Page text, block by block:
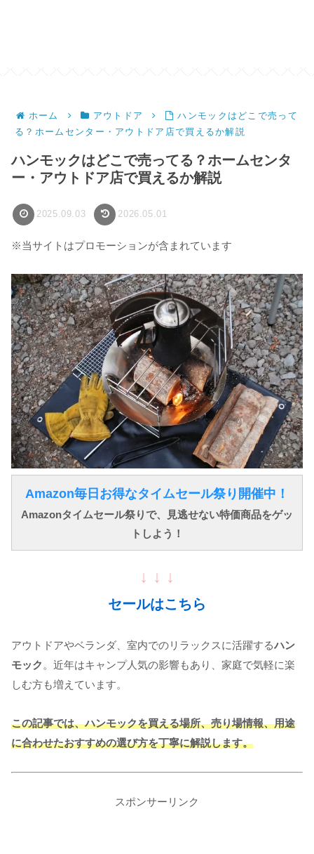
ホーム アウトドア
ハンモックはどこで売って
る？ホームセンター・アウトドア店で買えるか解説
ハンモックはどこで売ってる？ホームセンタ
ー・アウトドア店で買えるか解説
2025.09.03 2026.05.01
※当サイトはプロモーションが含まれています
Amazon毎日お得なタイムセール祭り開催中！
Amazonタイムセール祭りで、見逃せない特価商品をゲッ
トしよう！
↓ ↓ ↓
セールはこちら
アウトドアやベランダ、室内でのリラックスに活躍するハン
モック 。近年はキャンプ人気の影響もあり、家庭で気軽に楽
しむ方も増えています。
この記事では、ハンモックを買える場所、売り場情報、用途
に合わせたおすすめの選び方を丁寧に解説します。
スポンサーリンク